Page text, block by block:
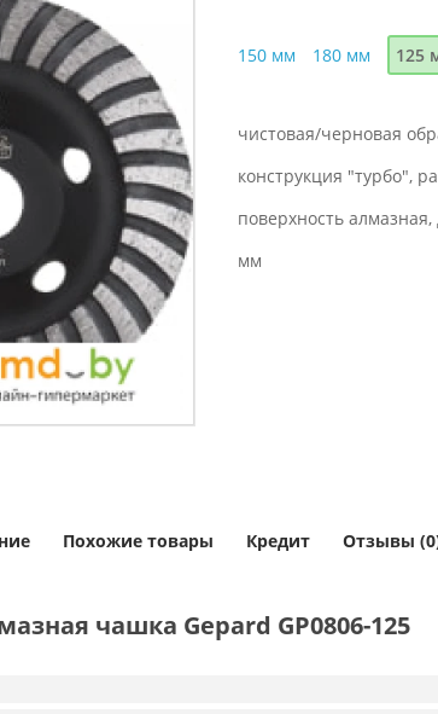
150 мм 180 мм 125
чистовая/черновая
конструкция "турбо",
поверхность
мм
Похожие товары Кредит Отзывы
чашка Gepard GP0806-125